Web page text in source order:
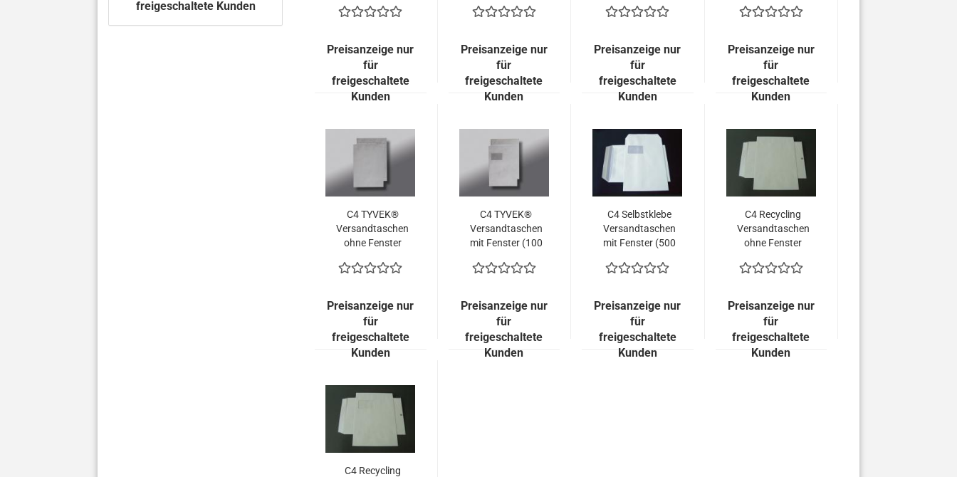
Kuverts = 74,00
Preisanzeige nur
für
freigeschaltete
Kunden
(200 Kuverts =
Preisanzeige nur
für
freigeschaltete
Kunden
(100 Stück =
Preisanzeige nur
für
freigeschaltete
Kunden
(100 Stück =
Preisanzeige nur
für
freigeschaltete
Kunden
C4 TYVEK®
Versandtaschen
ohne Fenster
41,00 EURO)
Preisanzeige nur
für
freigeschaltete
Kunden
C4 TYVEK®
Versandtaschen
mit Fenster (100
EURO)
Preisanzeige nur
für
freigeschaltete
Kunden
C4 Selbstklebe
Versandtaschen
mit Fenster (500
EURO)
Preisanzeige nur
für
freigeschaltete
Kunden
C4 Recycling
Versandtaschen
ohne Fenster
52,00 EURO)
Preisanzeige nur
für
freigeschaltete
Kunden
C4 Recycling
freigeschaltete Kunden